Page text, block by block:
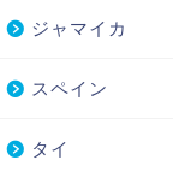
ジャマイカ
スペイン
タイ